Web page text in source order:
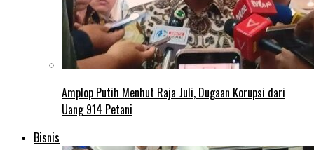
Amplop Putih Menhut Raja Juli, Dugaan Korupsi dari
Uang 914 Petani
Bisnis